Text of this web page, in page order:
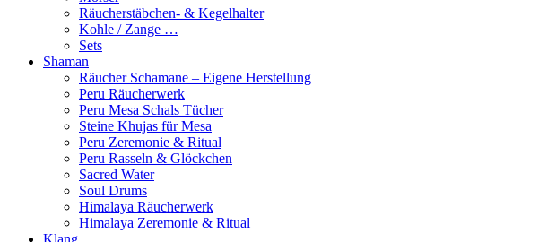
Räucherstäbchen- & Kegelhalter
Kohle / Zange …
Sets
Shaman
Räucher Schamane – Eigene Herstellung
Peru Räucherwerk
Peru Mesa Schals Tücher
Steine Khujas für Mesa
Peru Zeremonie & Ritual
Peru Rasseln & Glöckchen
Sacred Water
Soul Drums
Himalaya Räucherwerk
Himalaya Zeremonie & Ritual
Klang